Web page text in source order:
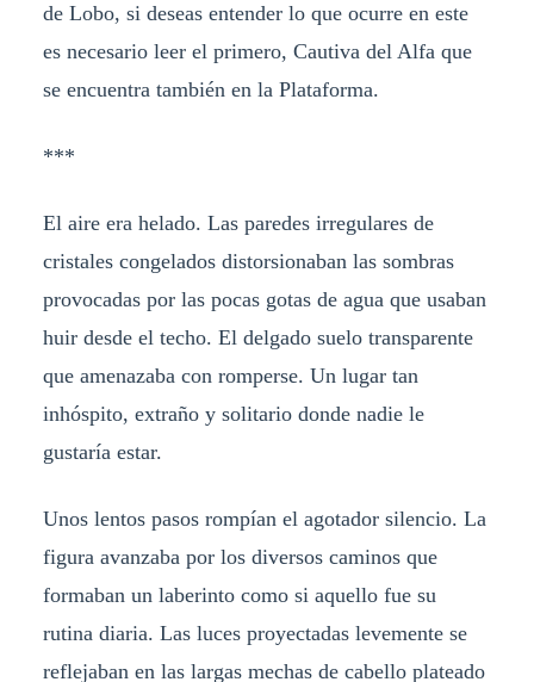
de Lobo, si deseas entender lo que ocurre en este
es necesario leer el primero, Cautiva del Alfa que
se encuentra también en la Plataforma.
***
El aire era helado. Las paredes irregulares de
cristales congelados distorsionaban las sombras
provocadas por las pocas gotas de agua que usaban
huir desde el techo. El delgado suelo transparente
que amenazaba con romperse. Un lugar tan
inhóspito, extraño y solitario donde nadie le
gustaría estar.
Unos lentos pasos rompían el agotador silencio. La
figura avanzaba por los diversos caminos que
formaban un laberinto como si aquello fue su
rutina diaria. Las luces proyectadas levemente se
reflejaban en las largas mechas de cabello plateado